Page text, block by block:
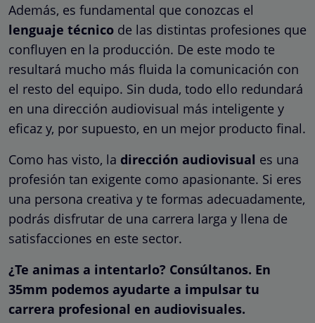
Además, es fundamental que conozcas el
lenguaje técnico de las distintas profesiones que
confluyen en la producción. De este modo te
resultará mucho más fluida la comunicación con
el resto del equipo. Sin duda, todo ello redundará
en una dirección audiovisual más inteligente y
eficaz y, por supuesto, en un mejor producto final.
Como has visto, la dirección audiovisual es una
profesión tan exigente como apasionante. Si eres
una persona creativa y te formas adecuadamente,
podrás disfrutar de una carrera larga y llena de
satisfacciones en este sector.
¿Te animas a intentarlo? Consúltanos. En
35mm podemos ayudarte a impulsar tu
carrera profesional en audiovisuales.